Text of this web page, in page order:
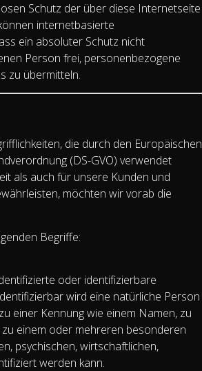
Schutz der über diese Internetseite
internetbasierte
ein absoluter Schutz nicht
Person frei, personenbezogene
zu übermitteln.
die durch den Europäischen
(DS-GVO) verwendet
als auch für unsere Kunden und
möchten wir vorab die
Begriffe:
oder identifizierbare
wird eine natürliche Person
einer Kennung wie einem Namen, zu
einem oder mehreren besonderen
psychischen, wirtschaftlichen,
werden kann.